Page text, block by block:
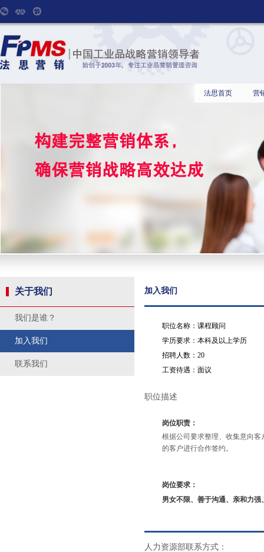
法思首页 营
关于我们
我们是谁？
加入我们
联系我们
加入我们
职位名称：课程顾问
学历要求：本科及以上学历
招聘人数：20
工资待遇：面议
职位描述
岗位职责：
根据公司要求整理、收集意向
的客户进行合作签约。
岗位要求：
男女不限、善于沟通、亲和力
人力资源部联系方式：